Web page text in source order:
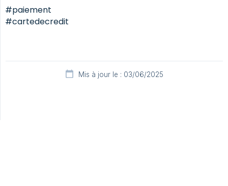
#paiement
#cartedecredit
Mis à jour le : 03/06/2025